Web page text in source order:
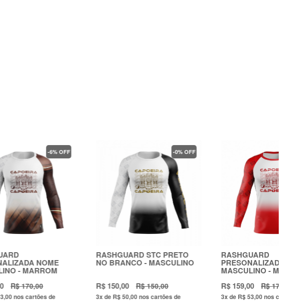
OFF
RASHGUARD STC PRETO
NO BRANCO - MASCULINO
-0% OFF
R$ 150,00 R$ 150,00
3xdeR$ 50,00
nos cartões de
RASHGUARD
PRESONALIZADA NOME
MASCULINO - MAÇA
-6% OFF
R$ 159,00 R$ 170,00
3xdeR$ 53,00
nos cartões de